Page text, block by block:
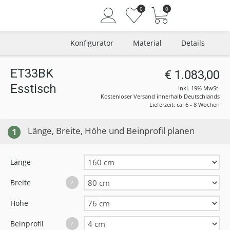
0 0
Konfigurator Material Details
ET33BK
Esstisch
€ 1.083,00
inkl. 19% MwSt.
Kostenloser Versand innerhalb Deutschlands
Lieferzeit: ca. 6 - 8 Wochen
1 Länge, Breite, Höhe und Beinprofil planen
Länge
Breite ?
Höhe
Beinprofil ?